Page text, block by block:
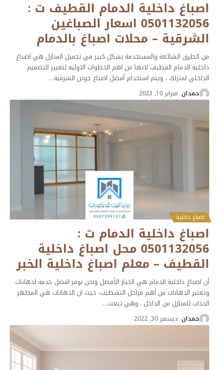
اصباغ داخلية الدمام القطيف ت :
0501132056 اسعار الصباغين
الشرقية – محلات اصباغ بالدمام
من الطرق الشائعة والمستخدمة بشكل كبير في تجميل المنازل هي اصباغ
داخلية الدمام القطيف لانها من اهم الخطوات الاوليه لتغيير التصميم
الداخلي لمنزلك ، ويتم استخدام أفضل اصباغ جوتن الشرقية…
حمدان فبراير 10, 2023
اصباغ داخلية
اصباغ داخلية الدمام ت :
0501132056 محل اصباغ داخلية
القطيف – معلم اصباغ داخلية الخبر
أن اصباغ داخلية الدمام هي الخيار الأفضل ونحن نوفر افضل خدمة لدهانات
وتعتبر الدهانات من أهم مراحل التشطيب، حيث ان الدهانات هي المظهر
الجذاب للمنازل من الداخل . وهي تبعث…
حمدان ديسمبر 30, 2022